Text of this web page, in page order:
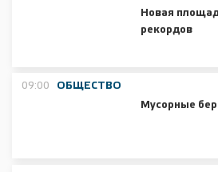
Новая
рекордов
09:00 ОБЩЕСТВО
Мусорные